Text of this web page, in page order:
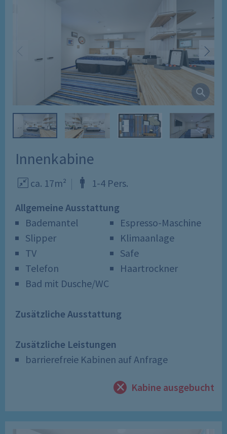
Innenkabine
ca. 17m² 1-4 Pers.
Allgemeine Ausstattung
Bademantel
Espresso-Maschine
Slipper
Klimaanlage
TV
Safe
Telefon
Haartrockner
Bad mit Dusche/WC
Zusätzliche Ausstattung
Zusätzliche Leistungen
barrierefreie Kabinen auf Anfrage
Kabine ausgebucht